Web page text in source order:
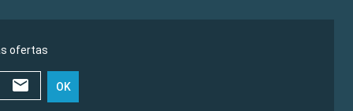
ofertas
OK